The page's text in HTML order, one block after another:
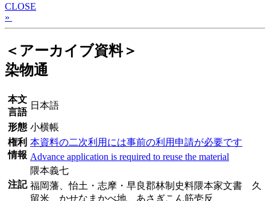
CLOSE
»
＜アーカイブ資料＞
染物通
本文
言語
日本語
形態 小横帳
権利
情報
本資料の二次利用には事前の利用申請が必要です
Advance application is required to reuse the material
注記
隈本義七
福岡藩、怡土・志摩・早良郡林制史料隈本家文書 久
留米 かせなまかべ地、あさぎこん筋壱反